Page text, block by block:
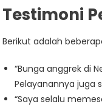
Testimoni
Berikut adalah
“Bunga anggrek di
Pelayanannya juga
“Saya selalu